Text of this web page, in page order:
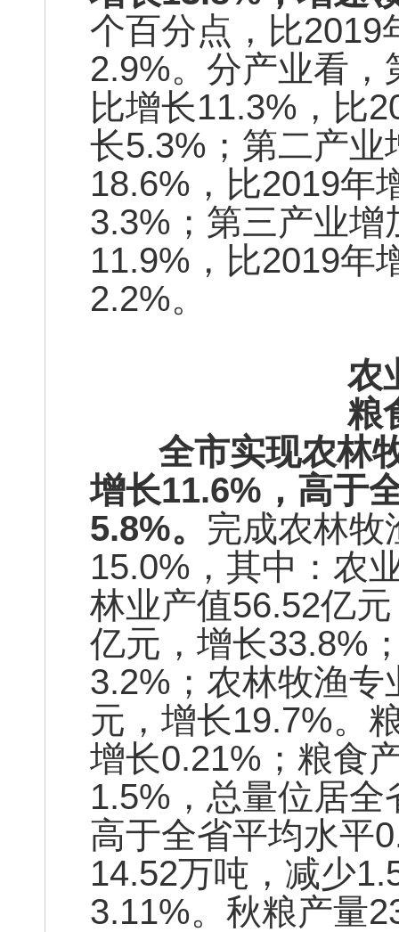
个百分点，比2019
2.9%。分产业看
比增长11.3%，比
长5.3%；第二产业
18.6%，比2019年
3.3%；第三产业
11.9%，比2019年
2.2%。
农
粮
全市实现农林牧
增长11.6%，高于
5.8%。 完成农林牧
15.0%，其中：农
林业产值56.52亿
亿元，增长33.8%
3.2%；农林牧渔
元，增长19.7%。
增长0.21%；粮食
1.5%，总量位居
高于全省平均水平
14.52万吨，减少
3.11%。秋粮产量